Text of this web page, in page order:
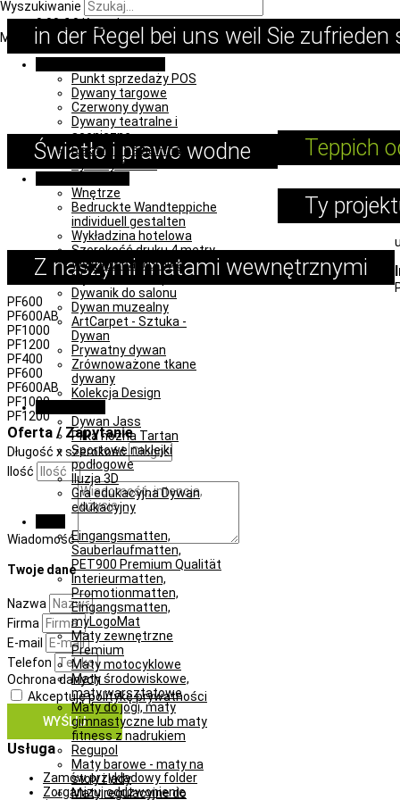
Wyszukiwanie
0,00€0Koszyk
Menu
Punkt sprzedaży POS
Dywany targowe
Czerwony dywan
Dywany teatralne i
sceniczne
Reklama naziemna
Dywany ślubne
Wnętrze
Bedruckte Wandteppiche
individuell gestalten
Wykładzina hotelowa
Szerokość druku 4 metry
Wykładzina biurowa
Wykładzina sklepowa
Dywanik do salonu
Dywan muzealny
ArtCarpet - Sztuka -
Dywan
Prywatny dywan
Zrównoważone tkane
dywany
Kolekcja Design
Dywan Jass
Piłka nożna Tartan
Sportowe naklejki
podłogowe
Iluzja 3D
Gra edukacyjna Dywan
edukacyjny
Eingangsmatten,
Sauberlaufmatten,
PET900 Premium Qualität
Interieurmatten,
Promotionmatten,
Eingangsmatten,
myLogoMat
Maty zewnętrzne
Premium
Maty motocyklowe
Maty środowiskowe,
maty warsztatowe
Maty do jogi, maty
gimnastyczne lub maty
fitness z nadrukiem
Regupol
Maty barowe - maty na
stoły i lady
Maty regulacyjne do
in der Regel bei uns weil Sie zufrieden
Światło i prawo wodne Teppich
Ty
Z naszymi matami wewnętrznymi
PF600
PF600AB
PF1000
PF1200
PF400
PF600
PF600AB
PF1000
PF1200
Oferta / Zapytanie
Długość x szerokość
Ilość
Wiadomość
Twoje dane
Nazwa
Firma
E-mail
Telefon
Ochrona danych
Akceptujępolitykę prywatności
WYŚLIJ
Usługa
Zamów przykładowy folder
Zorganizuj oddzwonienie